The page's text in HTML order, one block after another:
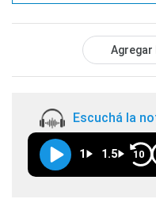
Agregar
Escuchá la
1 1.5 10